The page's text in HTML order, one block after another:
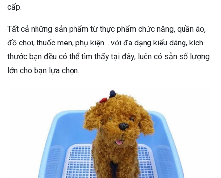
cấp.
Tất cả những sản phẩm từ thực phẩm chức năng, quần áo,
đồ chơi, thuốc men, phụ kiện… với đa dạng kiểu dáng, kích
thước bạn đều có thể tìm thấy tại đây, luôn có sẵn số lượng
lớn cho bạn lựa chọn.